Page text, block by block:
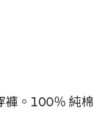
。100％ 純